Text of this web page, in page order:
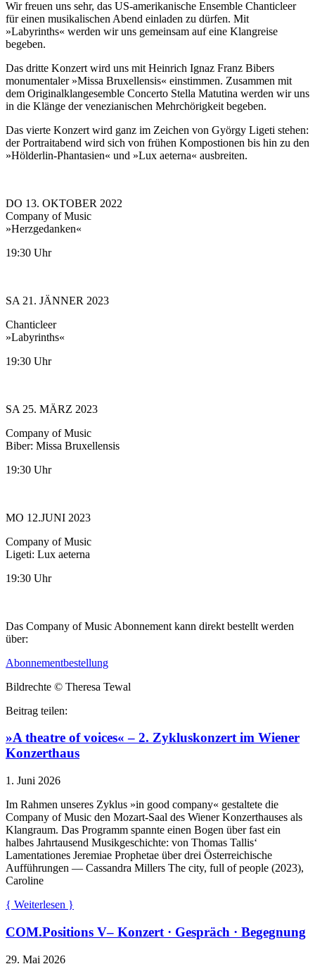
Wir freuen uns sehr, das US-amerikanische Ensemble Chanticleer
für einen musikalischen Abend einladen zu dürfen. Mit
»Labyrinths« werden wir uns gemeinsam auf eine Klangreise
begeben.
Das dritte Konzert wird uns mit Heinrich Ignaz Franz Bibers
monumentaler »Missa Bruxellensis« einstimmen. Zusammen mit
dem Originalklangesemble Concerto Stella Matutina werden wir uns
in die Klänge der venezianischen Mehrchörigkeit begeben.
Das vierte Konzert wird ganz im Zeichen von György Ligeti stehen:
der Portraitabend wird sich von frühen Kompostionen bis hin zu den
»Hölderlin-Phantasien« und »Lux aeterna« ausbreiten.
DO 13. OKTOBER 2022
Company of Music
»Herzgedanken«
19:30 Uhr
SA 21. JÄNNER 2023
Chanticleer
»Labyrinths«
19:30 Uhr
SA 25. MÄRZ 2023
Company of Music
Biber: Missa Bruxellensis
19:30 Uhr
MO 12.JUNI 2023
Company of Music
Ligeti: Lux aeterna
19:30 Uhr
Das Company of Music Abonnement kann direkt bestellt werden
über:
Abonnementbestellung
Bildrechte © Theresa Tewal
Beitrag teilen:
»A theatre of voices« – 2. Zykluskonzert im Wiener
Konzerthaus
1. Juni 2026
Im Rahmen unseres Zyklus »in good company« gestaltete die
Company of Music den Mozart-Saal des Wiener Konzerthauses als
Klangraum. Das Programm spannte einen Bogen über fast ein
halbes Jahrtausend Musikgeschichte: von Thomas Tallis‘
Lamentationes Jeremiae Prophetae über drei Österreichische
Aufführungen — Cassandra Millers The city, full of people (2023),
Caroline
{ Weiterlesen }
COM.Positions V– Konzert · Gespräch · Begegnung
29. Mai 2026